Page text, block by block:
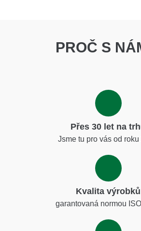
PROČ S
Přes 30 let na
Jsme tu pro vás od roku
Kvalita výrobků
garantovaná normou